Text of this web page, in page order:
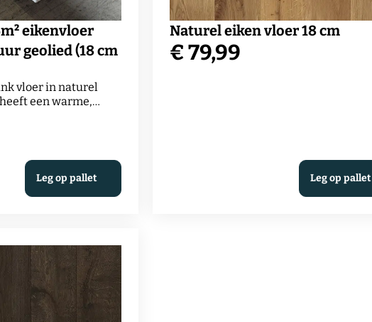
eikenvloer
geolied (18 cm
vloer in naturel
een warme,
is dankzij de stabiele
voor
van 18 cm
tijdloos beeld dat
klassieke interieurs
Leg op pallet
Naturel eiken vloer 18 cm
€79,99
Leg op pallet